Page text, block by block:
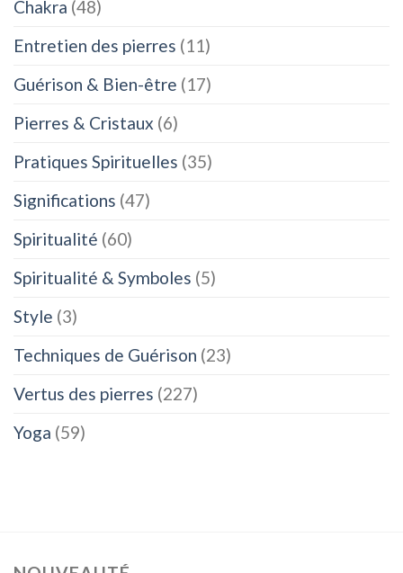
Chakra (48)
Entretien des pierres (11)
Guérison & Bien-être (17)
Pierres & Cristaux (6)
Pratiques Spirituelles (35)
Significations (47)
Spiritualité (60)
Spiritualité & Symboles (5)
Style (3)
Techniques de Guérison (23)
Vertus des pierres (227)
Yoga (59)